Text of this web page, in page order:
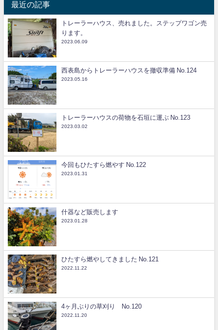
最近の記事
トレーラーハウス、売れました。ステップワゴン売
ります。
2023.06.09
西表島からトレーラーハウスを撤収準備 No.124
2023.05.16
トレーラーハウスの荷物を石垣に運ぶ No.123
2023.03.02
今回もひたすら燃やす No.122
2023.01.31
什器など販売します
2023.01.28
ひたすら燃やしてきました No.121
2022.11.22
4ヶ月ぶりの草刈り No.120
2022.11.20